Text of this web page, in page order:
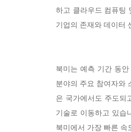
하고 클라우드 컴퓨팅
기업의 존재와 데이터
북미는 예측 기간 동
분야의 주요 참여자와
은 국가에서도 주도되
기술로 이동하고 있습
북미에서 가장 빠른 속